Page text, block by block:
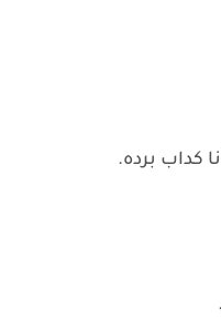
كداب برده.